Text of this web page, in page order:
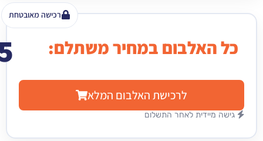
רכישה מאובטחת
האלבום במחיר משתלם: ₪ 15
לרכישת האלבום המלא
מיידית לאחר התשלום